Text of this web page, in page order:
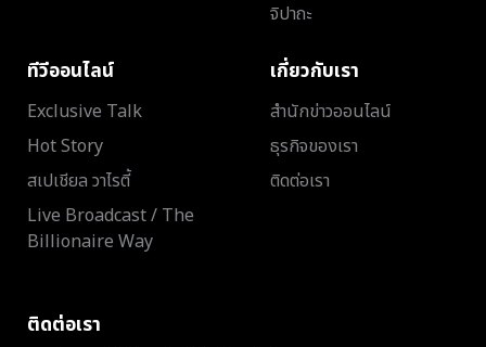
จิปาถะ
ทีวีออนไลน์
Exclusive Talk
Hot Story
สเปเชียล วาไรตี้
Live Broadcast / The
Billionaire Way
เกี่ยวกับเรา
สำนักข่าวออนไลน์
ธุรกิจของเรา
ติดต่อเรา
ติดต่อเรา